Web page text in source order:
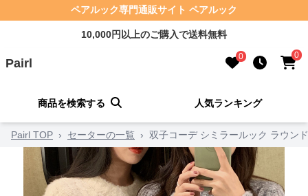
ペアルック専門通販サイト ペアルック
10,000円以上のご購入で送料無料
Pairl 0 0
商品を検索する 人気ランキング
Pairl TOP › セーターの一覧 › 双子コーデ シミラールック ラウン